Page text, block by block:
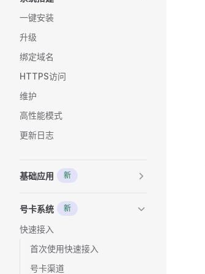
一键安装
升级
绑定域名
HTTPS访问
维护
高性能模式
更新日志
基础应用 新
号卡系统 新
快速接入
首次使用快速接入
号卡渠道